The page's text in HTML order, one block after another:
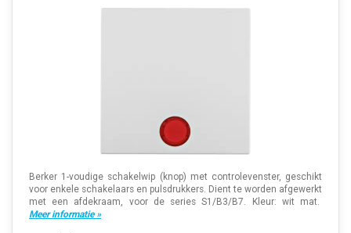
Berker 1-voudige schakelwip (knop) met controlevenster, geschikt
voor enkele schakelaars en pulsdrukkers. Dient te worden afgewerkt
met een afdekraam, voor de series S1/B3/B7. Kleur: wit mat.
Meer informatie »